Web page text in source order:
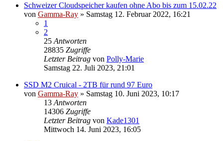
Schweizer Cloudspeicher kaufen ohne Abo bis zum 15.02.22
von Gamma-Ray » Samstag 12. Februar 2022, 16:21
1
2
25 Antworten
28835 Zugriffe
Letzter Beitrag von Polly-Marie
Samstag 22. Juli 2023, 21:01
SSD M2 Cruical - 2TB für rund 97 Euro
von Gamma-Ray » Samstag 10. Juni 2023, 10:17
13 Antworten
14306 Zugriffe
Letzter Beitrag von Kade1301
Mittwoch 14. Juni 2023, 16:05